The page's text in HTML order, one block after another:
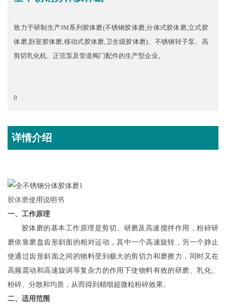
致力于研制生产JM系列胶体磨(不锈钢胶体磨,分体式胶体磨,立式胶
体磨,卧室胶体磨,移动式胶体磨,卫生级胶体磨)、不锈钢转子泵、高
剪切乳化机、正弦泵及管道阀门配件的生产型企业。
0
详情介绍
胶体磨使用说明书
一、工作原理
胶体磨的基本工作原理是剪切 研磨及高速搅拌作用 ，粉碎研
磨依靠磨盘齿形斜面的相对运动，其中一个高速旋转，另一个静 止
使通过齿形斜面之 间的物料受到极大的剪切力和磨擦力 ， 同时 又在
高频震动和高速旋涡等复杂力的作用下使物料有效的研磨、乳化、
粉碎、分散和均质，从而得到精细超微粒粉碎效果。
二、适用范围